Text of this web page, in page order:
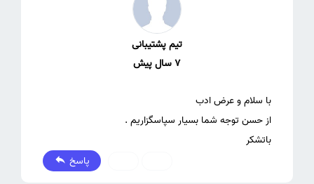
تیم پشتیبانی
7 سال پیش
باتشکر
پاسخ